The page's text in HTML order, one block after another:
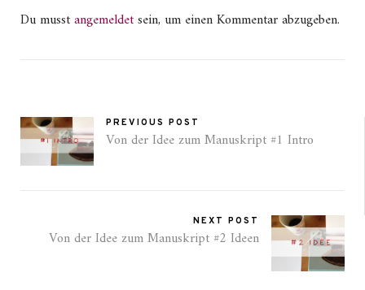
Du musstangemeldetsein, um einen Kommentar abzugeben.
PREVIOUS POST
Von der Idee zum Manuskript #1 Intro
NEXT POST
Von der Idee zum Manuskript #2 Ideen